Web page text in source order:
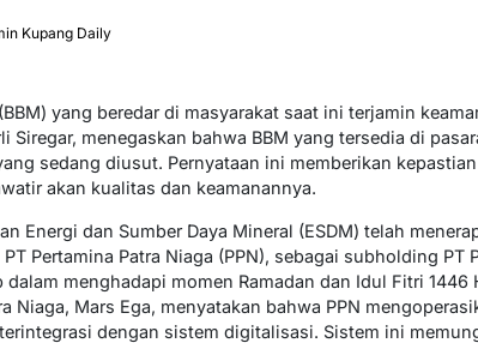
Kupang Daily
yang beredar di masyarakat saat ini terjamin
Siregar, menegaskan bahwa BBM yang tersedia di
sedang diusut. Pernyataan ini memberikan
akan kualitas dan keamanannya.
Energi dan Sumber Daya Mineral (ESDM) telah
Pertamina Patra Niaga (PPN), sebagai subholding PT
menghadapi momen Ramadan dan Idul Fitri 1446
Niaga, Mars Ega, menyatakan bahwa PPN
dengan sistem digitalisasi. Sistem ini